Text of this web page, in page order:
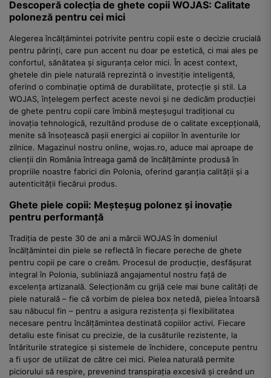
Descoperă colecția de ghete copii WOJAS: Calitate
poloneză pentru cei mici
Alegerea încălțămintei potrivite pentru copii este o decizie crucială
pentru părinți, care pun accent nu doar pe estetică, ci mai ales pe
confortul, sănătatea și siguranța celor mici. În acest context,
ghetele din piele naturală reprezintă o investiție inteligentă,
oferind o combinație optimă de durabilitate, protecție și stil. La
WOJAS, înțelegem perfect aceste nevoi și ne dedicăm producției
de ghete pentru copii care îmbină meșteșugul tradițional cu
inovația tehnologică, rezultând produse de o calitate excepțională,
menite să însoțească pașii energici ai copiilor în aventurile lor
zilnice. Magazinul nostru online, wojas.ro, aduce mai aproape de
clienții din România întreaga gamă de încălțăminte produsă în
propriile noastre fabrici din Polonia, oferind garanția calității și a
autenticității fiecărui produs.
Ghete piele copii: Meșteșug polonez și inovație
pentru performanță
Tradiția de peste 30 de ani a mărcii WOJAS în domeniul
încălțămintei din piele se reflectă în fiecare pereche de ghete
pentru copii pe care o creăm. Procesul de producție, desfășurat
integral în Polonia, subliniază angajamentul nostru față de
excelența artizanală. Selecționăm cu grijă cele mai bune calități de
piele naturală – fie că vorbim de pielea box netedă, pielea întoarsă
sau năbucul fin – pentru a asigura rezistența și flexibilitatea
necesare pentru încălțămintea destinată copiilor activi. Fiecare
detaliu este finisat cu precizie, de la cusăturile rezistente, la
întăriturile strategice și sistemele de închidere, concepute pentru
a fi ușor de utilizat de către cei mici. Pielea naturală permite
piciorului să respire, prevenind transpirația excesivă și creând un